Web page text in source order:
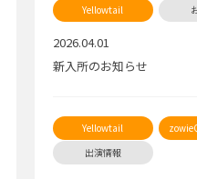
2026.04.01
新入所のお知らせ